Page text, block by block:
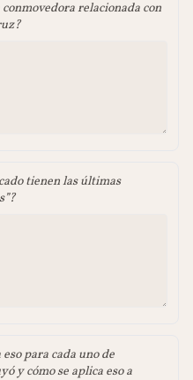
conmovedora relacionada con
tienen las últimas
para cada uno de
y cómo se aplica eso a